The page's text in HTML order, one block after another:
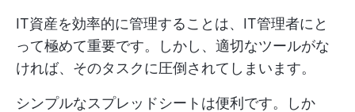
IT資産を効率的に管理することは、IT管理者にと
って極めて重要です。しかし、適切なツールがな
ければ、そのタスクに圧倒されてしまいます。
シンプルなスプレッドシートは便利です。しか